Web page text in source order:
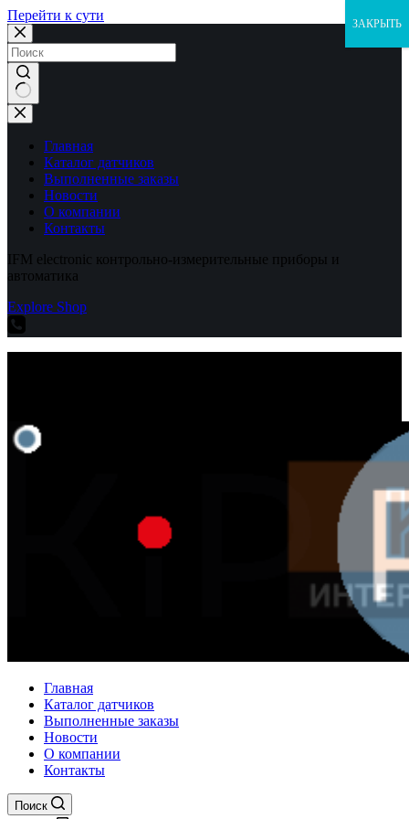
Перейти к сути
Ничего
не
найденоГлавная
Каталог датчиков
Выполненные заказы
Новости
О компании
Контакты
IFM electronic контрольно-измерительные приборы и
автоматика
Explore Shop
Главная
Каталог датчиков
Выполненные заказы
Новости
О компании
Контакты
Поиск
ЗАКРЫТЬ